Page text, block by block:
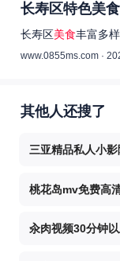
长寿区特色美
长寿区美食丰富多
www.0855ms.com ·
其他人还搜了
三亚精品私人小
桃花岛mv免费高
汆肉视频30分钟